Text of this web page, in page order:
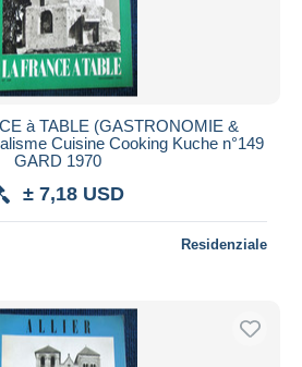
à TABLE (GASTRONOMIE &
Cuisine Cooking Kuche n°149
GARD 1970
± 7,18 USD
Residenziale